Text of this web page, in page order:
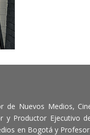
de Nuevos Medios,
y Productor Ejecutivo
en Bogotá y